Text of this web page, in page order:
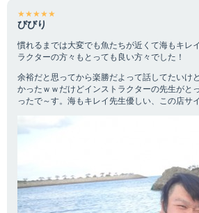
★★★★★
びびり
慣れるまでは大変でも魚たちが近くて海もキレ
ラクターの方々もとっても良い方々でした！
余裕だと思ってから楽勝だよって話してたいけ
かったｗｗだけどインストラクターの先生がと
ったで～す。海もキレイ先生優しい、この店サ